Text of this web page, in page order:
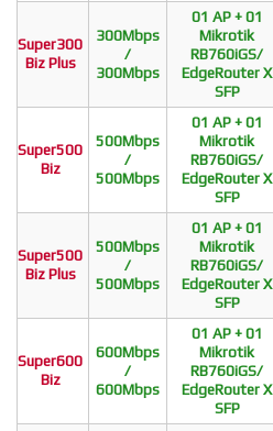
Super300
Biz Plus
300Mbps
/
300Mbps
01 AP + 01
Mikrotik
RB760iGS/
EdgeRouter X
SFP
Super500
Biz
500Mbps
/
500Mbps
01 AP + 01
Mikrotik
RB760iGS/
EdgeRouter X
SFP
Super500
Biz Plus
500Mbps
/
500Mbps
01 AP + 01
Mikrotik
RB760iGS/
EdgeRouter X
SFP
Super600
Biz
600Mbps
/
600Mbps
01 AP + 01
Mikrotik
RB760iGS/
EdgeRouter X
SFP